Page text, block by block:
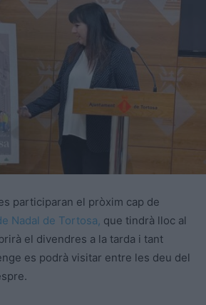
participaran el pròxim cap de
Nadal de Tortosa, que tindrà lloc al
el divendres a la tarda i tant
es podrà visitar entre les deu del